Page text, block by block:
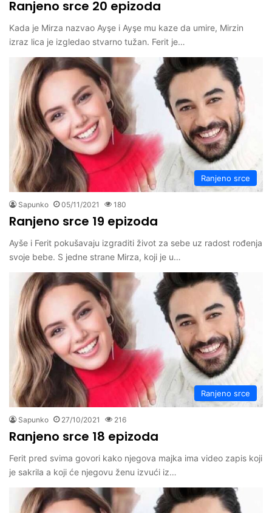
Ranjeno srce 20 epizoda
Kada je Mirza nazvao Ayşe i Ayşe mu kaze da umire, Mirzin
izraz lica je izgledao stvarno tužan. Ferit je…
Ranjeno srce
Sapunko 05/11/2021 180
Ranjeno srce 19 epizoda
Ayše i Ferit pokušavaju izgraditi život za sebe uz radost rođenja
svoje bebe. S jedne strane Mirza, koji je u…
Ranjeno srce
Sapunko 27/10/2021 216
Ranjeno srce 18 epizoda
Ferit pred svima govori kako njegova majka ima video zapis koji
je sakrila a koji će njegovu ženu izvući iz…